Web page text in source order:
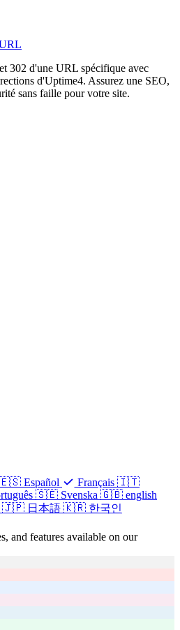
302 d'une URL spécifique avec
d'Uptime4. Assurez une SEO,
sans faille pour votre site.
Español Français 🇮🇹
🇸🇪 Svenska 🇬🇧 english
🇯🇵 日本語 🇰🇷 한국인
and features available on our